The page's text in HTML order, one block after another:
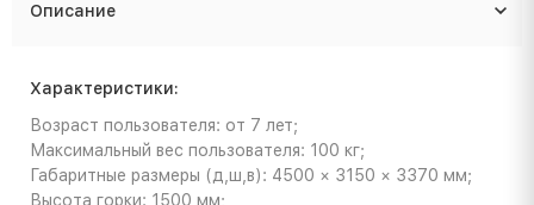
Описание
Характеристики:
Возраст пользователя: от 7 лет;
Максимальный вес пользователя: 100 кг;
Габаритные размеры (д,ш,в): 4500 × 3150 × 3370 мм;
Высота горки: 1500 мм;